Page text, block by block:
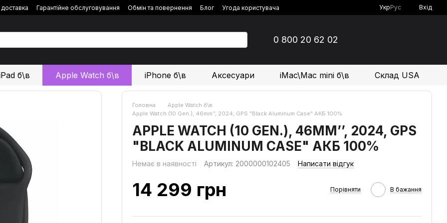
Гарантійне обслуговування Обмін та повернення Блог
Угода користувача
УкрРус Вхід
0 800 20 62 02
б\в Apple Watch б\в iPhone б\в Аксесуари iMac\Mac mini б\в Склад USA
Головна
Apple Watch б\в
Apple Watch (10 Gen.), 46mm’’, 2024, GPS "Black Aluminum Case" АКБ 100%
APPLE WATCH (10 GEN.), 46MM’’, 2024, GPS
"BLACK ALUMINUM CASE" АКБ 100%
Немає в наявності Артикул: 2000000102405 Написати відгук
14 299 грн Порівняти В бажання